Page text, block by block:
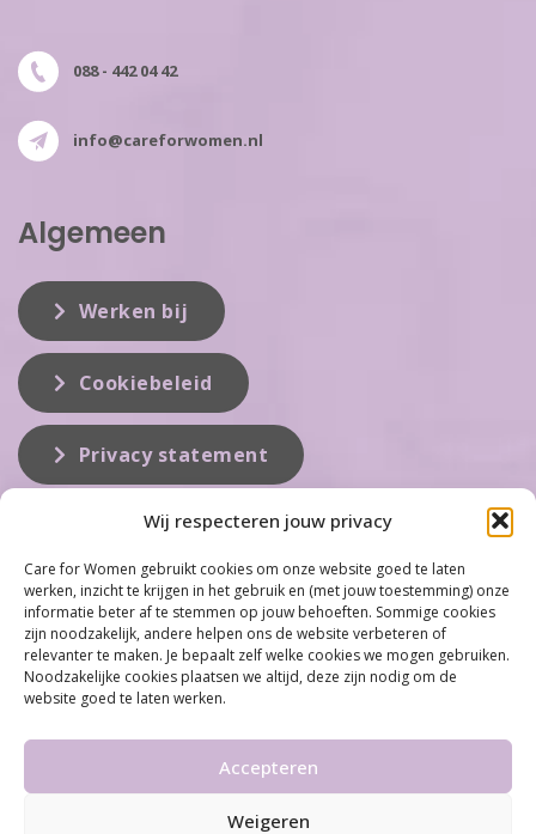
Wij respecteren jouw privacy
Care for Women gebruikt cookies om onze website goed te laten
werken, inzicht te krijgen in het gebruik en (met jouw toestemming) onze
informatie beter af te stemmen op jouw behoeften. Sommige cookies
zijn noodzakelijk, andere helpen ons de website verbeteren of
relevanter te maken. Je bepaalt zelf welke cookies we mogen gebruiken.
Noodzakelijke cookies plaatsen we altijd, deze zijn nodig om de
website goed te laten werken.
Accepteren
Weigeren
088 - 442 04 42
info@careforwomen.nl
Algemeen
Werken bij
Cookiebeleid
Privacy statement
Care for Women is de eerste organisatie die zich inzet op het gebied
van hormonale problemen bij vrouwen. Met ruim 100 locaties
behoort Care for Women tot één van de grootste organisaties op dit
vakgebied...